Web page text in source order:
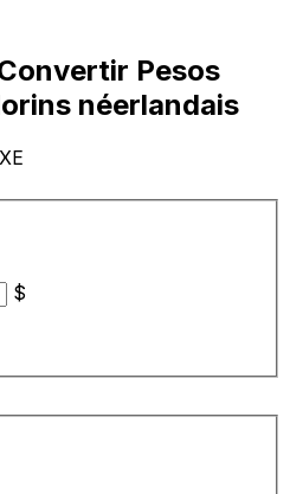
Pesos
néerlandais
$